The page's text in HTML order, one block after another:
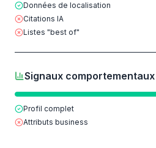
Données de localisation
Citations IA
Listes "best of"
Signaux comportementaux
Profil complet
Attributs business